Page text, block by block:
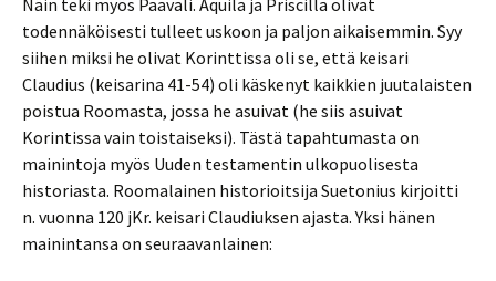
Näin teki myös Paavali. Aquila ja Priscilla olivat
todennäköisesti tulleet uskoon ja paljon aikaisemmin. Syy
siihen miksi he olivat Korinttissa oli se, että keisari
Claudius (keisarina 41-54) oli käskenyt kaikkien juutalaisten
poistua Roomasta, jossa he asuivat (he siis asuivat
Korintissa vain toistaiseksi). Tästä tapahtumasta on
mainintoja myös Uuden testamentin ulkopuolisesta
historiasta. Roomalainen historioitsija Suetonius kirjoitti
n. vuonna 120 jKr. keisari Claudiuksen ajasta. Yksi hänen
mainintansa on seuraavanlainen: